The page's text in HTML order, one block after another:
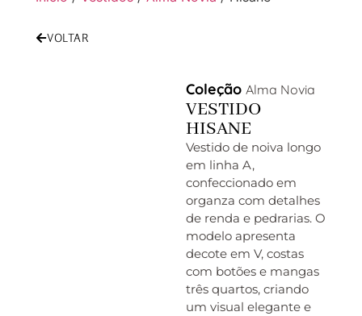
VOLTAR
Coleção Alma Novia
VESTIDO
HISANE
Vestido de noiva longo
em linha A,
confeccionado em
organza com detalhes
de renda e pedrarias. O
modelo apresenta
decote em V, costas
com botões e mangas
três quartos, criando
um visual elegante e